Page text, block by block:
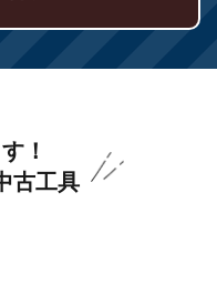
！
古工具